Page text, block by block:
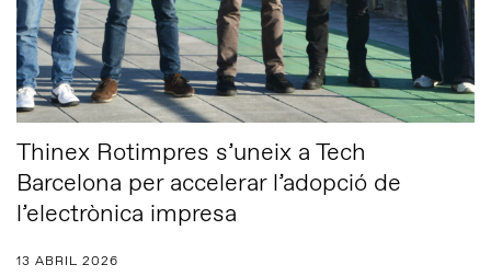
Thinex Rotimpres s’uneix a Tech
Barcelona per accelerar l’adopció de
l’electrònica impresa
13 ABRIL 2026